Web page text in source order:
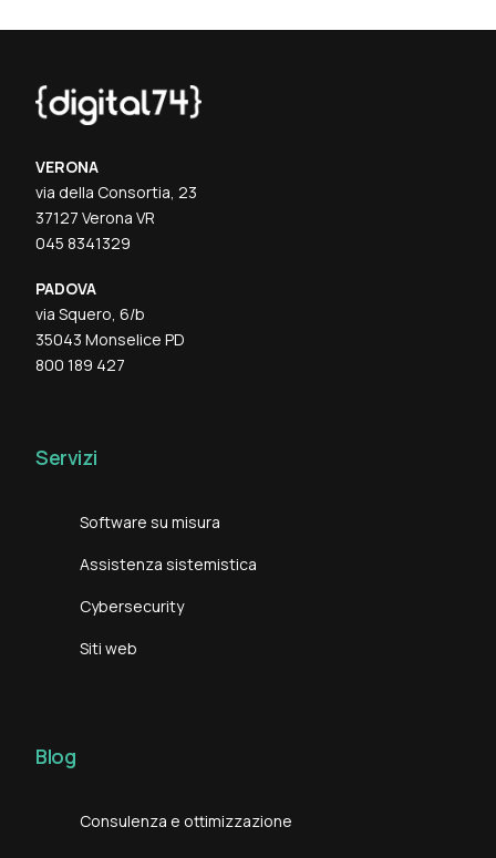
VERONA
via della Consortia, 23
37127 Verona VR
045 8341329
PADOVA
via Squero, 6/b
35043 Monselice PD
800 189 427
Servizi
Software su misura
Assistenza sistemistica
Cybersecurity
Siti web
Blog
Consulenza e ottimizzazione